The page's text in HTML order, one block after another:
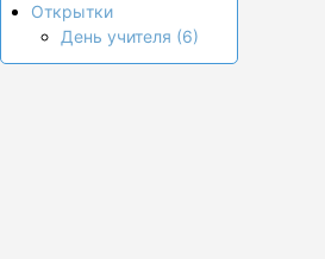
Открытки
День учителя (6)